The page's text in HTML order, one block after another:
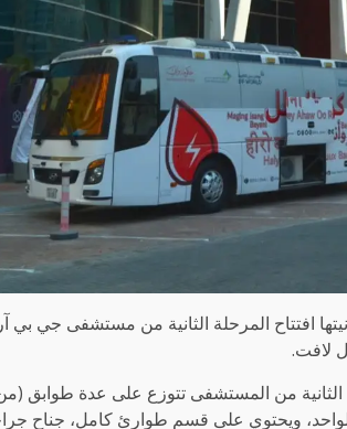
افتتاح المرحلة الثانية من مستشفى جي بي
لافت.
من المستشفى تتوزع على عدة طوابق (من
الواحد، ويحتوي على قسم طوارئ كامل، جناح